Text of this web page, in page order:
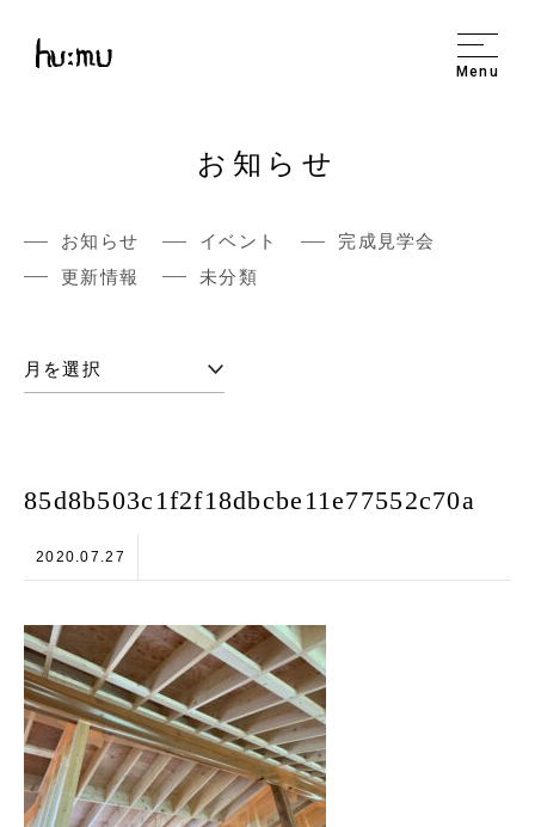
Menu
お知らせ
お知らせ イベント
完成見学会
更新情報
未分類
85d8b503c1f2f18dbcbe11e77552c70a
2020.07.27